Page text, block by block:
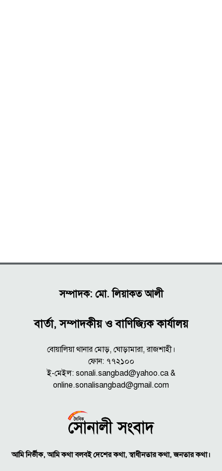
সম্পাদক: মো. লিয়াকত আলী
বার্তা, সম্পাদকীয় ও বাণিজ্যিক কার্যালয়
বোয়ালিয়া থানার মোড়, ঘোড়ামারা, রাজশাহী।
ফোন: ৭৭২১০০
ই-মেইল: sonali.sangbad@yahoo.ca &
online.sonalisangbad@gmail.com
আমি নির্ভীক, আমি কথা বলবই দেশের কথা, স্বাধীনতার কথা, জনতার কথা।